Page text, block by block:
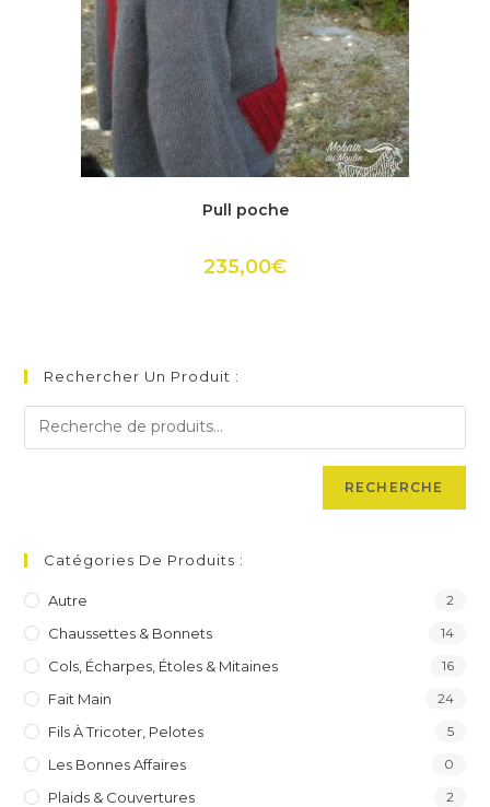
Ce
produit
a
Les
options
Pull poche
235,00€
Rechercher Un Produit :
RECHERCHE
Catégories De Produits :
Autre 2
Chaussettes & Bonnets 14
Cols, Écharpes, Étoles & Mitaines 16
Fait Main 24
Fils À Tricoter, Pelotes 5
Les Bonnes Affaires 0
Plaids & Couvertures 2